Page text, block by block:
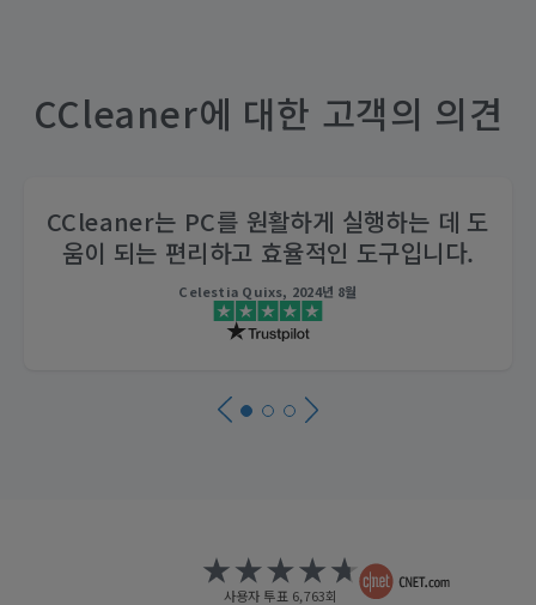
CCleaner에 대한 고객의 의견
CCleaner는 PC를 원활하게 실행하는 데 도
움이 되는 편리하고 효율적인 도구입니다.
Celestia Quixs, 2024년 8월
사용자 투표 6,763회